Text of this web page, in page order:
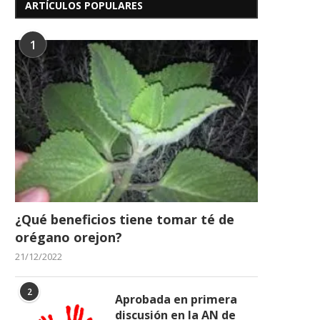
ARTÍCULOS POPULARES
1
¿Qué beneficios tiene tomar té de
orégano orejon?
21/12/2022
2
Aprobada en primera
discusión en la AN de